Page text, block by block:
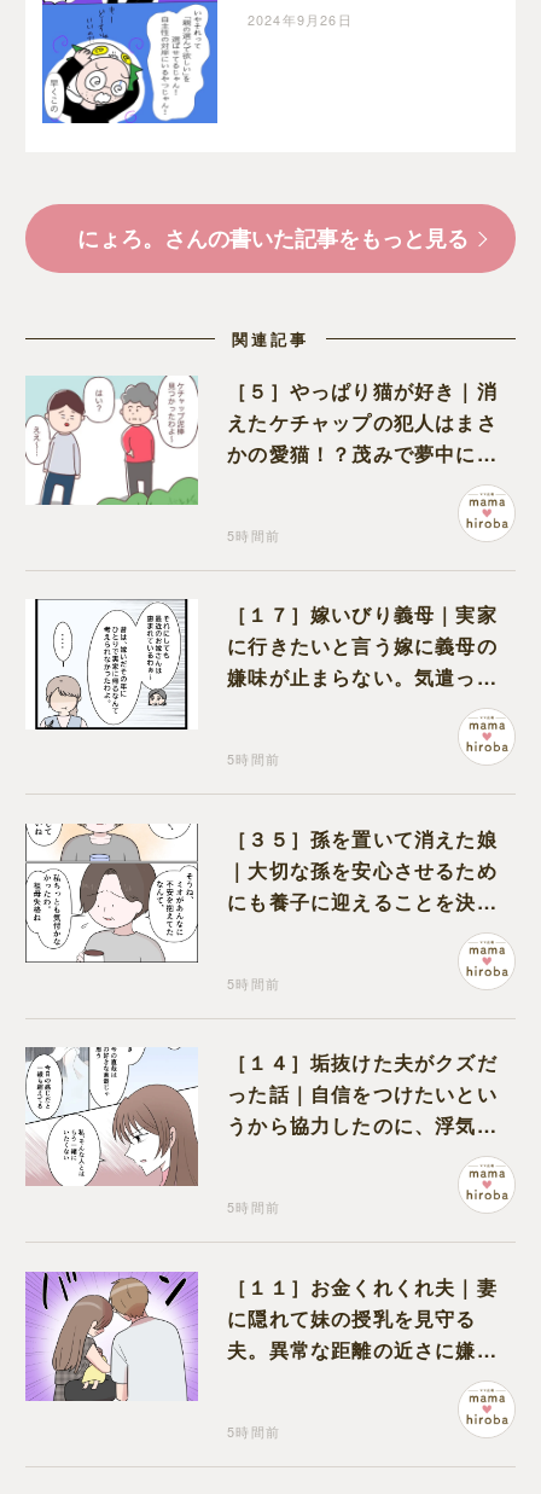
悶える。娘のラン活
2024年9月26日
にょろ。さんの書いた記事をもっと見る
関連記事
［５］やっぱり猫が好き｜消
えたケチャップの犯人はまさ
かの愛猫！？茂みで夢中にな
5時間前
［１７］嫁いびり義母｜実家
に行きたいと言う嫁に義母の
嫌味が止まらない。気遣って
5時間前
［３５］孫を置いて消えた娘
｜大切な孫を安心させるため
にも養子に迎えることを決心
5時間前
［１４］垢抜けた夫がクズだ
った話｜自信をつけたいとい
うから協力したのに、浮気と
5時間前
［１１］お金くれくれ夫｜妻
に隠れて妹の授乳を見守る
夫。異常な距離の近さに嫌悪
5時間前